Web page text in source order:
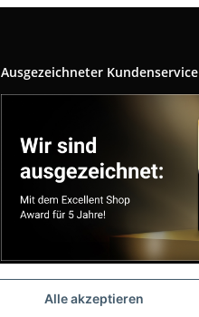
Alle akzeptieren
Ausgezeichneter Kundenservice